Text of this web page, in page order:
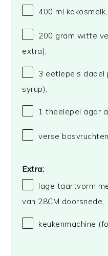
400 ml kokosmelk,
200 gram witte
extra),
3 eetlepels dadel
syrup),
1 theelepel agar
verse bosvruchten.
Extra:
lage taartvorm
van 28CM doorsnede,
keukenmachine